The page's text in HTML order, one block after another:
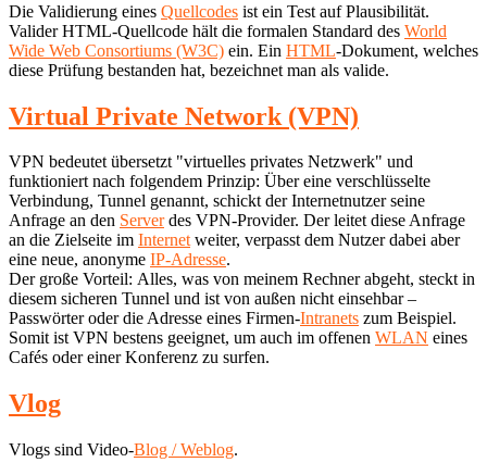
Die Validierung eines Quellcodes ist ein Test auf Plausibilität.
Valider HTML-Quellcode hält die formalen Standard des World
Wide Web Consortiums (W3C) ein. Ein HTML-Dokument, welches
diese Prüfung bestanden hat, bezeichnet man als valide.
Virtual Private Network (VPN)
VPN bedeutet übersetzt "virtuelles privates Netzwerk" und
funktioniert nach folgendem Prinzip: Über eine verschlüsselte
Verbindung, Tunnel genannt, schickt der Internetnutzer seine
Anfrage an den Serverdes VPN-Provider. Der leitet diese Anfrage
an die Zielseite im Internetweiter, verpasst dem Nutzer dabei aber
eine neue, anonyme IP-Adresse.
Der große Vorteil: Alles, was von meinem Rechner abgeht, steckt in
diesem sicheren Tunnel und ist von außen nicht einsehbar –
Passwörter oder die Adresse eines Firmen-Intranets zum Beispiel.
Somit ist VPN bestens geeignet, um auch im offenen WLAN eines
Cafés oder einer Konferenz zu surfen.
Vlog
Vlogs sind Video-Blog / Weblog.